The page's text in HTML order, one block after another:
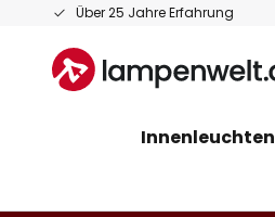
Über 25 Jahre Erfahrung
Zum
springen
Innenleuchten